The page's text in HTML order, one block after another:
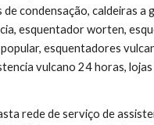
condensação, caldeiras
esquentador worten,
esquentadores
vulcano 24 horas,
rede de serviço de